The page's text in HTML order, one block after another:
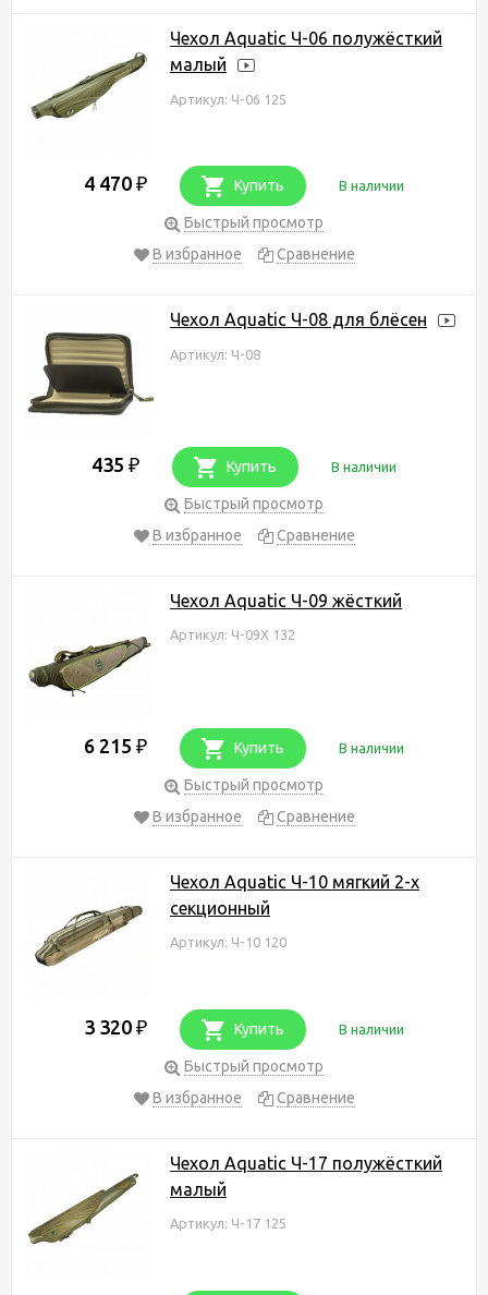
Чехол Aquatic Ч-06 полужёсткий
малый
Артикул: Ч-06 125
4 470 ₽ Купить В наличии
Быстрый просмотр
В избранное
Сравнение
Чехол Aquatic Ч-08 для блёсен
Артикул: Ч-08
435 ₽ Купить В наличии
Быстрый просмотр
В избранное
Сравнение
Чехол Aquatic Ч-09 жёсткий
Артикул: Ч-09Х 132
6 215 ₽ Купить В наличии
Быстрый просмотр
В избранное
Сравнение
Чехол Aquatic Ч-10 мягкий 2-х
секционный
Артикул: Ч-10 120
3 320 ₽ Купить В наличии
Быстрый просмотр
В избранное
Сравнение
Чехол Aquatic Ч-17 полужёсткий
малый
Артикул: Ч-17 125